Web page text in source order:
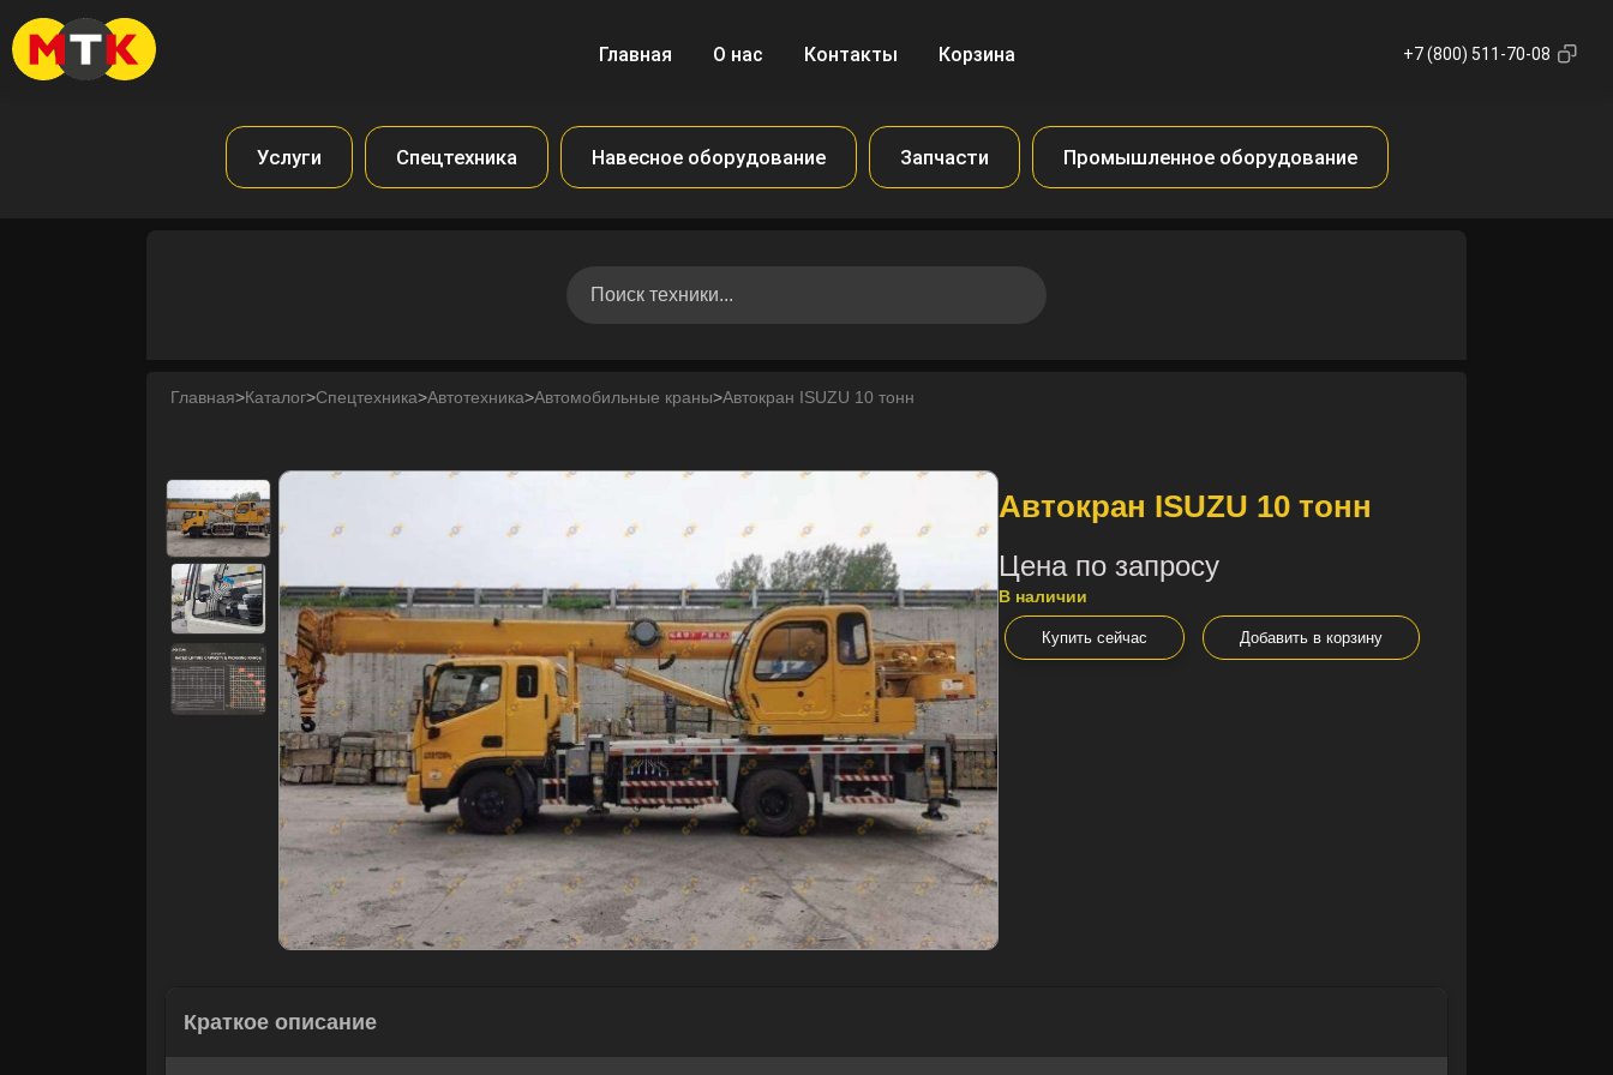
Главная О нас Контакты Корзина +7 (800) 511-70-08
Услуги Спецтехника Навесное оборудование Запчасти Промышленное оборудование
Главная>Каталог>Спецтехника>Автотехника>Автомобильные краны>Автокран ISUZU 10 тонн
Автокран ISUZU 10 тонн
Цена по запросу
В наличии
Купить сейчас Добавить в корзину
Краткое описание